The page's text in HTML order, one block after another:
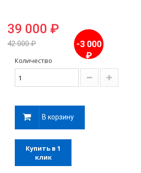
39 000 ₽
42 000 ₽
-3 000
₽
Количество
В корзину
Купить в 1
клик